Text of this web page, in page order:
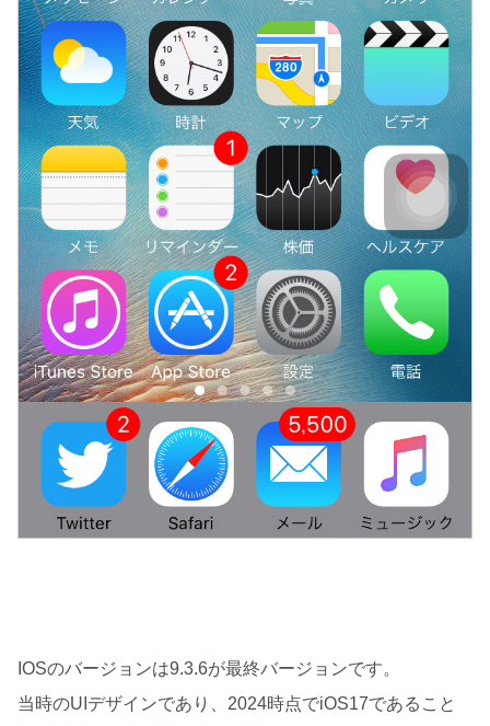
IOSのバージョンは9.3.6が最終バージョンです。
当時のUIデザインであり、2024時点でiOS17であること